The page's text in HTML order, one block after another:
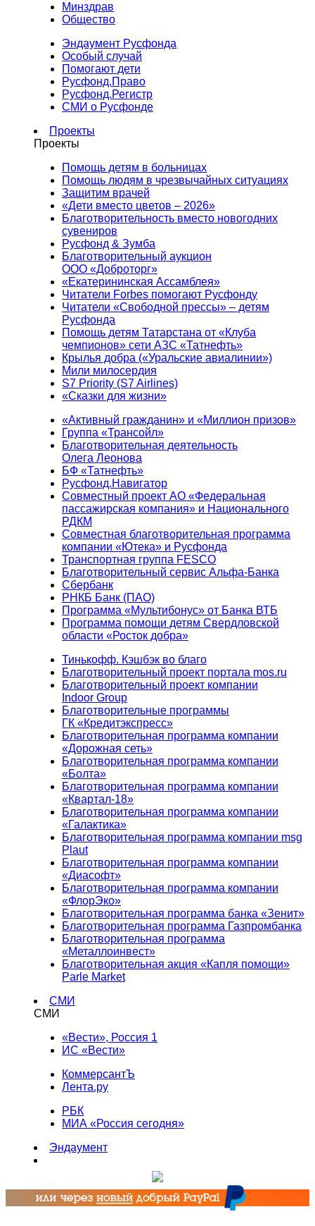
Минздрав
Общество
Эндаумент Русфонда
Особый случай
Помогают дети
Русфонд.Право
Русфонд.Регистр
СМИ о Русфонде
Проекты
Проекты
Помощь детям в больницах
Помощь людям в чрезвычайных ситуациях
Защитим врачей
«Дети вместо цветов – 2026»
Благотворительность вместо новогодних
сувениров
Русфонд & Зумба
Благотворительный аукцион
ООО «Доброторг»
«Екатерининская Ассамблея»
Читатели Forbes помогают Русфонду
Читатели «Свободной прессы» – детям
Русфонда
Помощь детям Татарстана от «Клуба
чемпионов» сети АЗС «Татнефть»
Крылья добра («Уральские авиалинии»)
Мили милосердия
S7 Priority (S7 Airlines)
«Сказки для жизни»
«Активный гражданин» и «Миллион призов»
Группа «Трансойл»
Благотворительная деятельность
Олега Леонова
БФ «Татнефть»
Русфонд.Навигатор
Совместный проект АО «Федеральная
пассажирская компания» и Национального
РДКМ
Совместная благотворительная программа
компании «Ютека» и Русфонда
Транспортная группа FESCO
Благотворительный сервис Альфа-Банка
Сбербанк
РНКБ Банк (ПАО)
Программа «Мультибонус» от Банка ВТБ
Программа помощи детям Свердловской
области «Росток добра»
Тинькофф. Кэшбэк во благо
Благотворительный проект портала mos.ru
Благотворительный проект компании
Indoor Group
Благотворительные программы
ГК «Кредитэкспресс»
Благотворительная программа компании
«Дорожная сеть»
Благотворительная программа компании
«Болта»
Благотворительная программа компании
«Квартал-18»
Благотворительная программа компании
«Галактика»
Благотворительная программа компании msg
Plaut
Благотворительная программа компании
«Диасофт»
Благотворительная программа компании
«ФлорЭко»
Благотворительная программа банка «Зенит»
Благотворительная программа Газпромбанка
Благотворительная программа
«Металлоинвест»
Благотворительная акция «Капля помощи»
Parle Market
СМИ
СМИ
«Вести», Россия 1
ИС «Вести»
КоммерсантЪ
Лента.ру
РБК
МИА «Россия сегодня»
Эндаумент